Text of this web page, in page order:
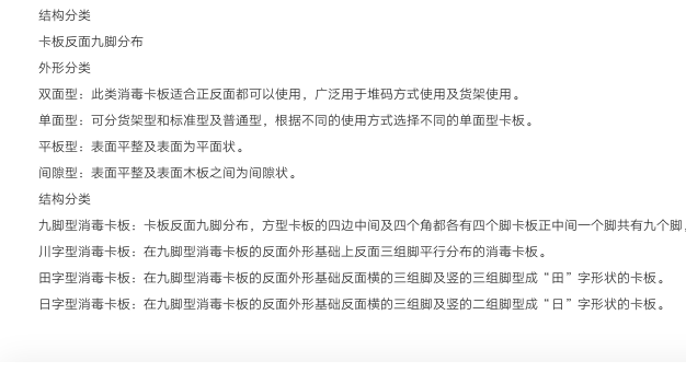
结构分类
卡板反面九脚分布
外形分类
双面型：此类消毒卡板适合正反面都可以使用，广泛用于堆码方式使用及货架使用。
单面型：可分货架型和标准型及普通型，根据不同的使用方式选择不同的单面型卡板。
平板型：表面平整及表面为平面状。
间隙型：表面平整及表面木板之间为间隙状。
结构分类
九脚型消毒卡板：卡板反面九脚分布，方型卡板的四边中间及四个角都各有四个脚卡板正中间一个脚共有九个
川字型消毒卡板：在九脚型消毒卡板的反面外形基础上反面三组脚平行分布的消毒卡板。
田字型消毒卡板：在九脚型消毒卡板的反面外形基础反面横的三组脚及竖的三组脚型成“田”字形状的卡板。
日字型消毒卡板：在九脚型消毒卡板的反面外形基础反面横的三组脚及竖的二组脚型成“日”字形状的卡板。